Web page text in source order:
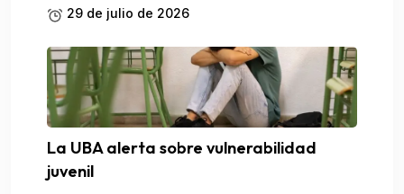
29 de julio de 2026
La UBA alerta sobre vulnerabilidad
juvenil